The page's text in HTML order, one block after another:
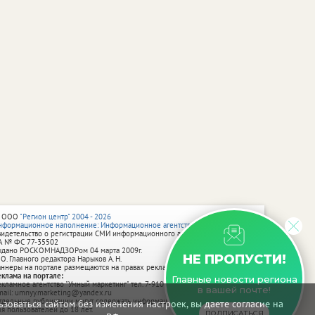
сайтом без изменения настроек, вы даете согласие на
НЕ ПРОПУСТИ!
Главные новости региона
в вашей почте!
"Регион центр" 2004 - 2026
наполнение: Информационное агентство vRossii.ru
о регистрации СМИ информационного агентства vRossii.ru
№ ФС 77‑35502
РОСКОМНАДЗОРом 04 марта 2009г.
Главного редактора Нарыков А. Н.
на портале размещаются на правах рекламы.
на портале:
агентство "Умный маркетинг" тел. 7-910-267-70-40,
umnyy.marketing@yandex.ru
публикации могут содержать информацию, не предназначенную
пользователей до 18 лет.